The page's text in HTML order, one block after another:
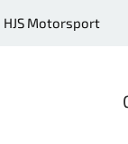
HJS Motorsport